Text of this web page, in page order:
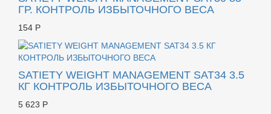
ГР. КОНТРОЛЬ ИЗБЫТОЧНОГО ВЕСА
154 Р
SATIETY WEIGHT MANAGEMENT SAT34 3.5
КГ КОНТРОЛЬ ИЗБЫТОЧНОГО ВЕСА
5 623 Р